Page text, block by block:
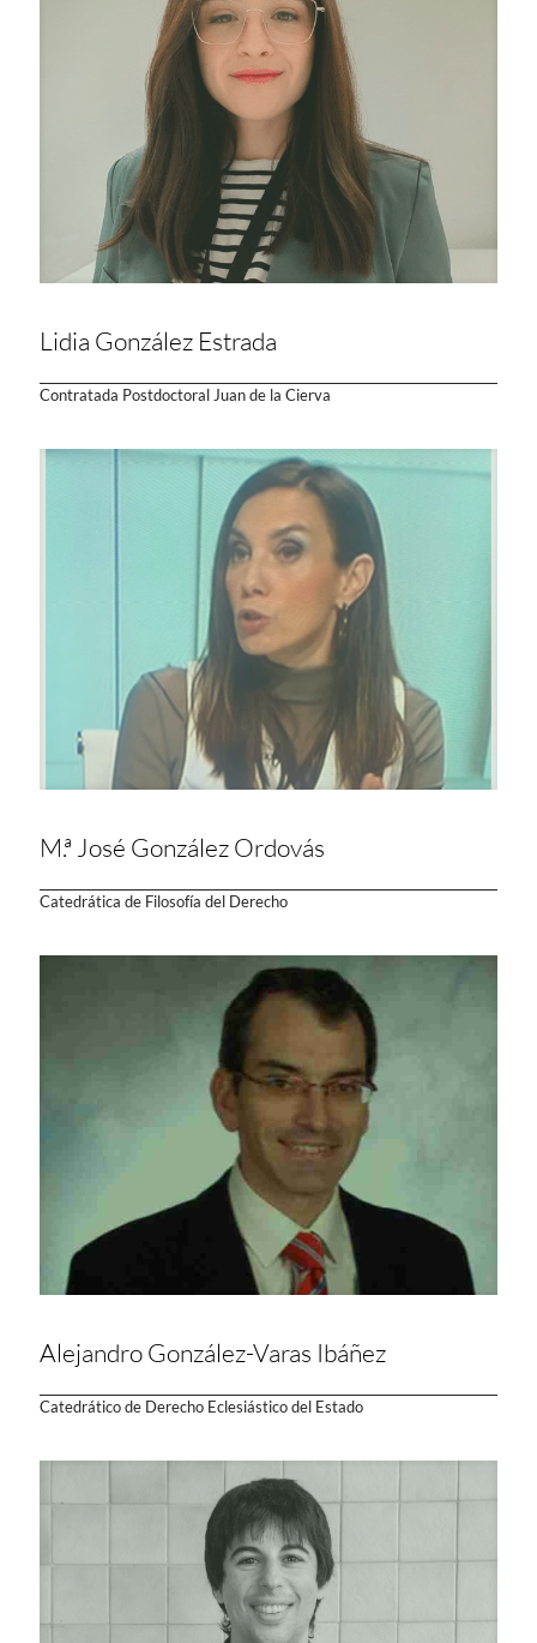
Lidia González Estrada
Contratada Postdoctoral Juan de la Cierva
M.ª José González Ordovás
Catedrática de Filosofía del Derecho
Alejandro González-Varas Ibáñez
Catedrático de Derecho Eclesiástico del Estado